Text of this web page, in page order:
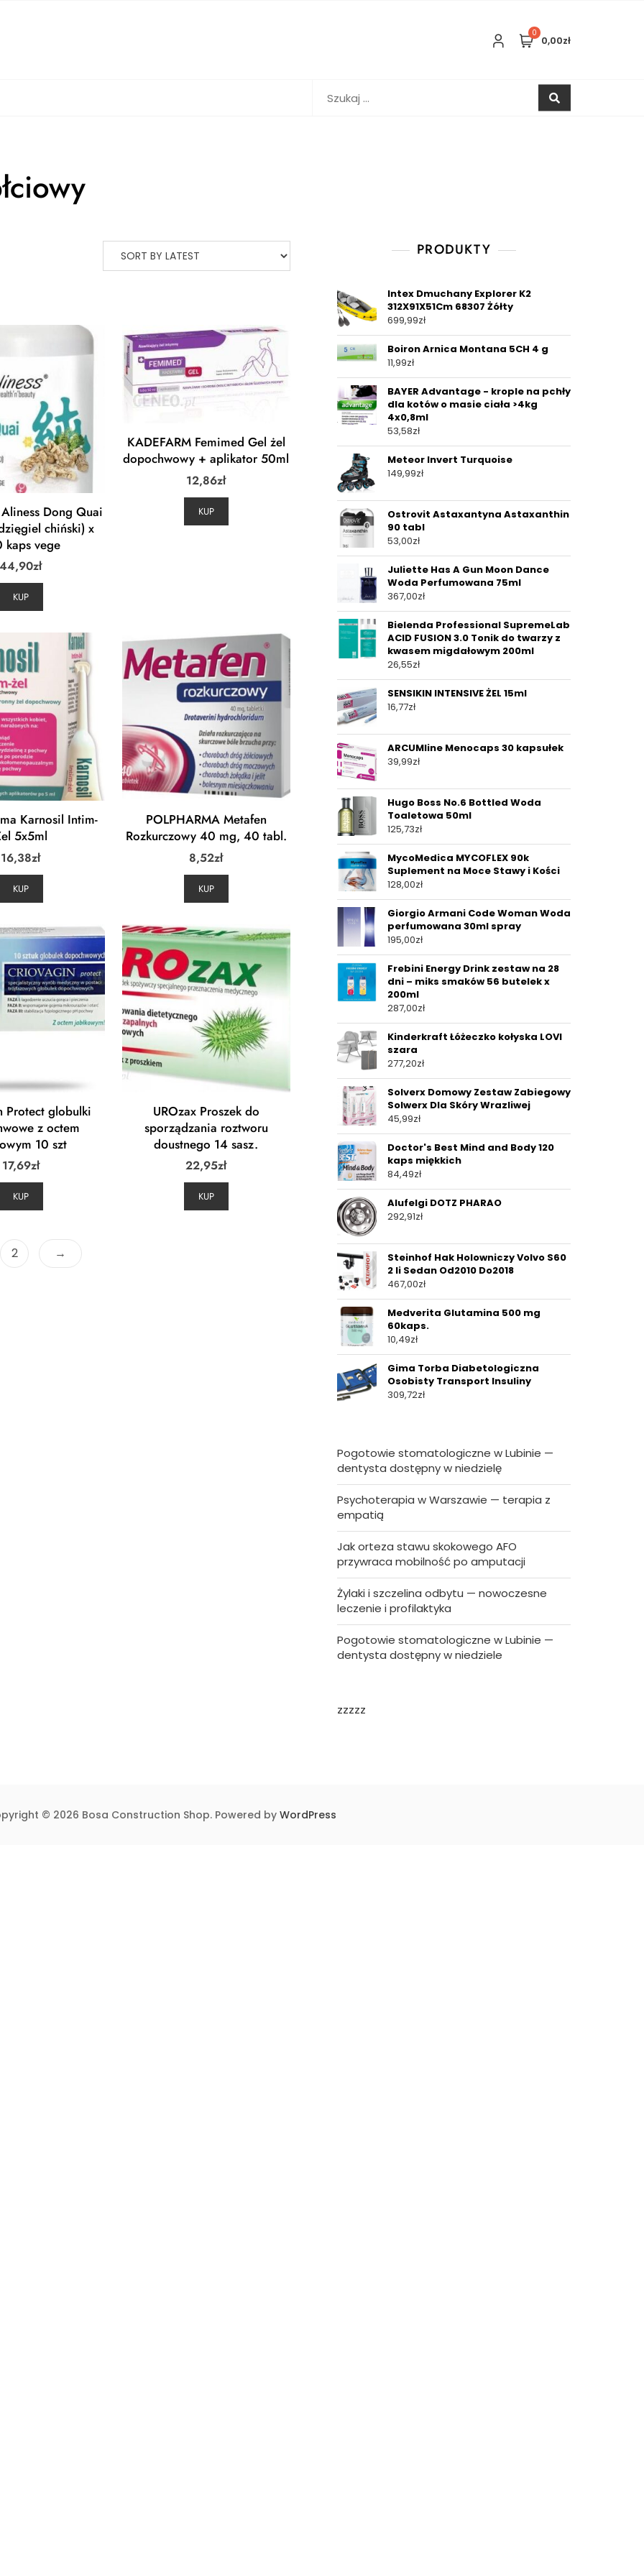
0
0,00zł
Dong Quai
chiński) x
kaps vege
44,90zł
KUP
KADEFARM Femimed Gel żel
dopochwowy + aplikator 50ml
12,86zł
KUP
Karnosil Intim-
5x5ml
16,38zł
KUP
POLPHARMA Metafen
Rozkurczowy 40 mg, 40 tabl.
8,52zł
KUP
Protect globulki
z octem
10 szt
17,69zł
KUP
UROzax Proszek do
sporządzania roztworu
doustnego 14 sasz.
22,95zł
KUP
2 →
PRODUKTY
Intex Dmuchany Explorer K2
312X91X51Cm 68307 Żółty
699,99zł
Boiron Arnica Montana 5CH 4 g
11,99zł
BAYER Advantage - krople na pchły
dla kotów o masie ciała >4kg
4x0,8ml
53,58zł
Meteor Invert Turquoise
149,99zł
Ostrovit Astaxantyna Astaxanthin
90 tabl
53,00zł
Juliette Has A Gun Moon Dance
Woda Perfumowana 75ml
367,00zł
Bielenda Professional SupremeLab
ACID FUSION 3.0 Tonik do twarzy z
kwasem migdałowym 200ml
26,55zł
SENSIKIN INTENSIVE ŻEL 15ml
16,77zł
ARCUMline Menocaps 30 kapsułek
39,99zł
Hugo Boss No.6 Bottled Woda
Toaletowa 50ml
125,73zł
MycoMedica MYCOFLEX 90k
Suplement na Moce Stawy i Kości
128,00zł
Giorgio Armani Code Woman Woda
perfumowana 30ml spray
195,00zł
Frebini Energy Drink zestaw na 28
dni – miks smaków 56 butelek x
200ml
287,00zł
Kinderkraft Łóżeczko kołyska LOVI
szara
277,20zł
Solverx Domowy Zestaw Zabiegowy
Solwerx Dla Skóry Wrazliwej
45,99zł
Doctor's Best Mind and Body 120
kaps miękkich
84,49zł
Alufelgi DOTZ PHARAO
292,91zł
Steinhof Hak Holowniczy Volvo S60
2 Ii Sedan Od2010 Do2018
467,00zł
Medverita Glutamina 500 mg
60kaps.
10,49zł
Gima Torba Diabetologiczna
Osobisty Transport Insuliny
309,72zł
Pogotowie stomatologiczne w Lubinie —
dentysta dostępny w niedzielę
Psychoterapia w Warszawie — terapia z
empatią
Jak orteza stawu skokowego AFO
przywraca mobilność po amputacji
Żylaki i szczelina odbytu — nowoczesne
leczenie i profilaktyka
Pogotowie stomatologiczne w Lubinie —
dentysta dostępny w niedziele
zzzzz
© 2026 Bosa Construction Shop. Powered by WordPress